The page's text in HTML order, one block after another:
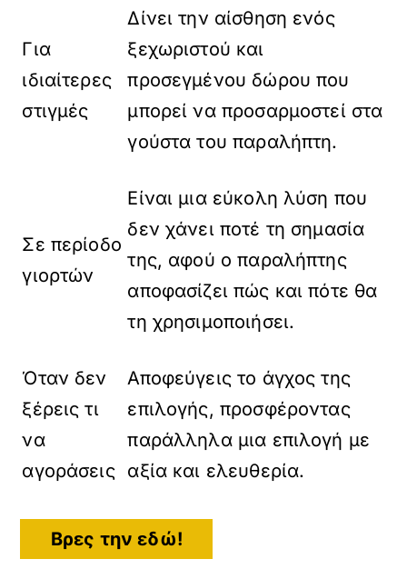
Για
ιδιαίτερες
στιγμές
Δίνει την αίσθηση ενός
ξεχωριστού και
προσεγμένου δώρου που
μπορεί να προσαρμοστεί στα
γούστα του παραλήπτη.
Σε περίοδο
γιορτών
Είναι μια εύκολη λύση που
δεν χάνει ποτέ τη σημασία
της, αφού ο παραλήπτης
αποφασίζει πώς και πότε θα
τη χρησιμοποιήσει.
Όταν δεν
ξέρεις τι
να
αγοράσεις
Αποφεύγεις το άγχος της
επιλογής, προσφέροντας
παράλληλα μια επιλογή με
αξία και ελευθερία.
Βρες την εδώ!